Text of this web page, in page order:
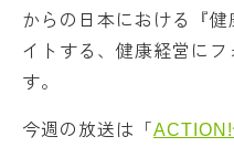
からの日本における『
イトする、健康経営に
す。
今週の放送は「